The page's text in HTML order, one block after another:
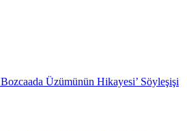
Üzümünün Hikayesi’ Söyleşişi